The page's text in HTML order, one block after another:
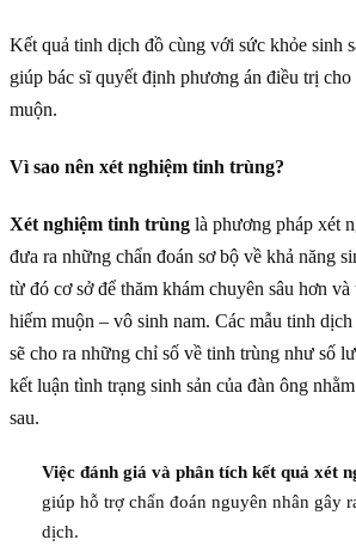
Kết quả tinh dịch đồ cùng với sức khỏe sinh
giúp bác sĩ quyết định phương án điều trị
muộn.
Vì sao nên xét nghiệm tinh trùng?
Xét nghiệm tinh trùng là phương pháp xét
đưa ra những chẩn đoán sơ bộ về khả năng
từ đó cơ sở để thăm khám chuyên sâu hơn
hiếm muộn – vô sinh nam. Các mẫu tinh
sẽ cho ra những chỉ số về tinh trùng như số
kết luận tình trạng sinh sản của đàn ông
sau.
Việc đánh giá và phân tích kết quả xét
giúp hỗ trợ chẩn đoán nguyên nhân gây
dịch.